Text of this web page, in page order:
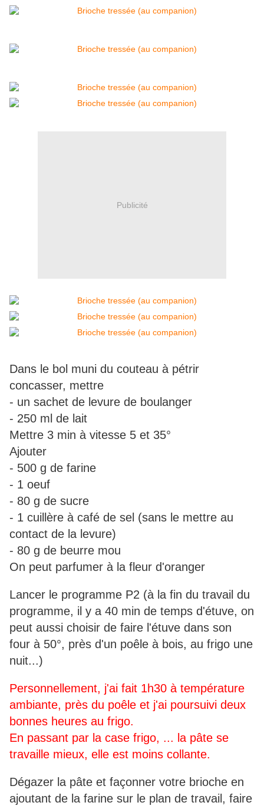
Publicité
Dans le bol muni du couteau à pétrir
concasser, mettre
- un sachet de levure de boulanger
- 250 ml de lait
Mettre 3 min à vitesse 5 et 35°
Ajouter
- 500 g de farine
- 1 oeuf
- 80 g de sucre
- 1 cuillère à café de sel (sans le mettre au
contact de la levure)
- 80 g de beurre mou
On peut parfumer à la fleur d'oranger
Lancer le programme P2 (à la fin du travail du
programme, il y a 40 min de temps d'étuve, on
peut aussi choisir de faire l'étuve dans son
four à 50°, près d'un poêle à bois, au frigo une
nuit...)
Personnellement, j'ai fait 1h30 à température
ambiante, près du poêle et j'ai poursuivi deux
bonnes heures au frigo.
En passant par la case frigo, ... la pâte se
travaille mieux, elle est moins collante.
Dégazer la pâte et façonner votre brioche en
ajoutant de la farine sur le plan de travail, faire